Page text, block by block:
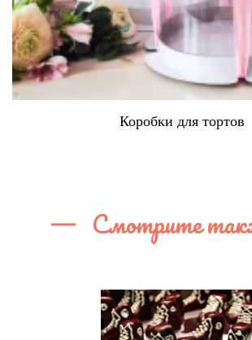
Коробки для тортов
Смотрите